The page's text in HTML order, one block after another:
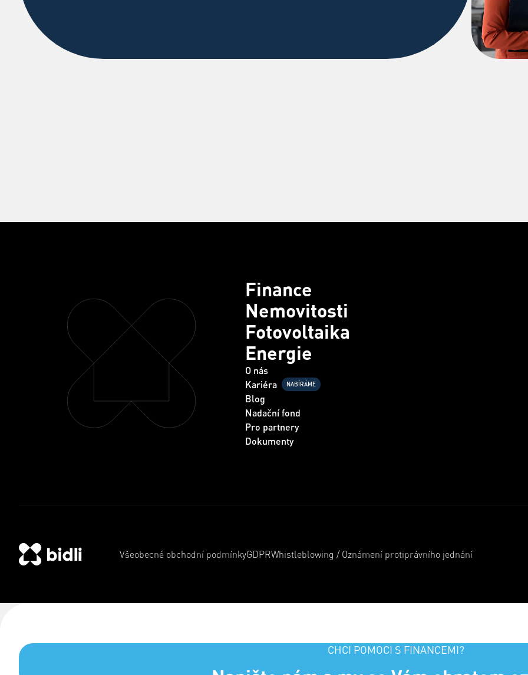
Finance
Nemovitosti
Fotovoltaika
Energie
O nás
Kariéra
NABÍRÁME
Blog
Nadační fond
Pro partnery
Dokumenty
Všeobecné obchodní podmínkyGDPRWhistleblowing / Oznámení protiprávního jednání
CHCI POMOCI S FINANCEMI?